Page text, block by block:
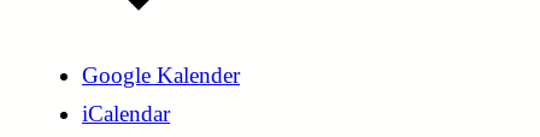
Google Kalender
iCalendar